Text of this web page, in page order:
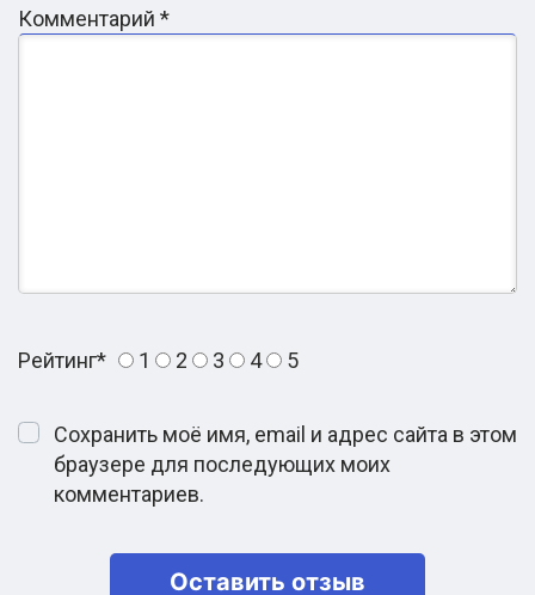
Сохранить моё имя, email и адрес сайта в этом
браузере для последующих моих
комментариев.
Рейтинг* 1 2 3 4 5
Комментарий *